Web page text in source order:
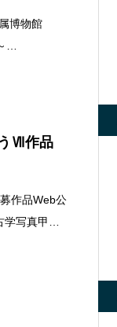
博物館
Ⅶ作品
作品Web公
写真甲子